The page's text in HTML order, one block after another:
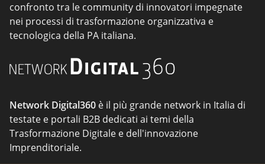
confronto tra le community di innovatori impegnate
nei processi di trasformazione organizzativa e
tecnologica della PA italiana.
Network Digital360 è il più grande network in Italia di
testate e portali B2B dedicati ai temi della
Trasformazione Digitale e dell'innovazione
Imprenditoriale.